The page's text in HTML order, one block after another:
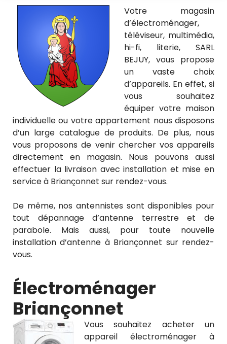
Votre magasin
d’électroménager,
téléviseur, multimédia,
hi-fi, literie, SARL
BEJUY, vous propose
un vaste choix
d’appareils. En effet, si
vous souhaitez
équiper votre maison
individuelle ou votre appartement nous disposons
d’un large catalogue de produits. De plus, nous
vous proposons de venir chercher vos appareils
directement en magasin. Nous pouvons aussi
effectuer la livraison avec installation et mise en
service à Briançonnet sur rendez-vous.
De même, nos antennistes sont disponibles pour
tout dépannage d’antenne terrestre et de
parabole. Mais aussi, pour toute nouvelle
installation d’antenne à Briançonnet sur rendez-
vous.
Électroménager
Briançonnet
Vous souhaitez acheter un
appareil électroménager à